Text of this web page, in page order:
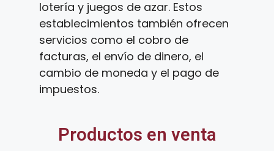
lotería y juegos de azar. Estos
establecimientos también ofrecen
servicios como el cobro de
facturas, el envío de dinero, el
cambio de moneda y el pago de
impuestos.
Productos en venta